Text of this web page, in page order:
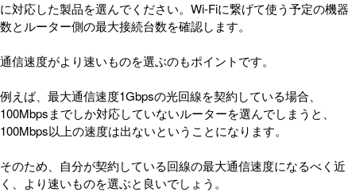
に対応した製品を選んでください。Wi-Fiに繋げて使う予定の機器
数とルーター側の最大接続台数を確認します。
通信速度がより速いものを選ぶのもポイントです。
例えば、最大通信速度1Gbpsの光回線を契約している場合、
100Mbpsまでしか対応していないルーターを選んでしまうと、
100Mbps以上の速度は出ないということになります。
そのため、自分が契約している回線の最大通信速度になるべく近
く、より速いものを選ぶと良いでしょう。